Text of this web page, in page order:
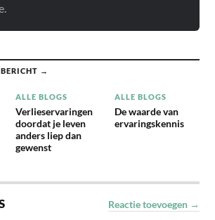
→
ALLE BLOGS
Verlieservaringen
doordat je leven
anders liep dan
gewenst
ALLE BLOGS
De waarde van
ervaringskennis
Reactie toevoegen →